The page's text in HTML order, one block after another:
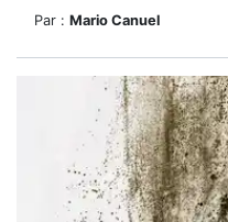
Par : Mario Canuel